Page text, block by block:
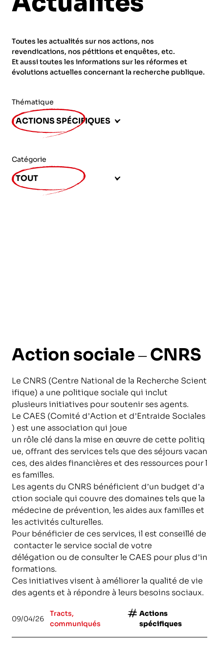
Fonction publique
Actions spécifiques
ORGANISMES
CNRS – Centre national de la recherche
scientifique
INRIA - Institut national de recherche en
INSERM – Institut national de la santé et de la
recherche médicale
développement
INED – Institut national d’études
démographiques
AGENDA
PUBLICATIONS
ADHÉRER
Toutes les actualités sur nos actions, nos
revendications, nos pétitions et enquêtes, etc.
Et aussi toutes les informations sur les réformes et
évolutions actuelles concernant la recherche publique.
Thématique
ACTIONS SPÉCIFIQUES
Catégorie
TOUT
Action sociale – CNRS
Le CNRS (Centre National de la Recherche Scient
ifique) a une politique sociale qui inclut
plusieurs initiatives pour soutenir ses agents.
Le CAES (Comité d’Action et d’Entraide Sociales
) est une association qui joue
un rôle clé dans la mise en œuvre de cette politiq
ue, offrant des services tels que des séjours vacan
ces, des aides financières et des ressources pour l
es familles.
Les agents du CNRS bénéficient d’un budget d’a
ction sociale qui couvre des domaines tels que la
médecine de prévention, les aides aux familles et
les activités culturelles.
Pour bénéficier de ces services, il est conseillé de
contacter le service social de votre
délégation ou de consulter le CAES pour plus d’in
formations.
Ces initiatives visent à améliorer la qualité de vie
des agents et à répondre à leurs besoins sociaux.
09/04/26
Tracts,
communiqués
Actions
spécifiques